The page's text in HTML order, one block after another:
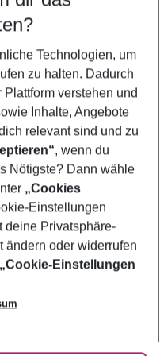
Technologien, um
zu halten. Dadurch
verstehen und
Inhalte, Angebote
relevant sind und zu
, wenn du
Nötigste? Dann wähle
„Cookies
Einstellungen
deine Privatsphäre-
ändern oder widerrufen
„Cookie-Einstellungen